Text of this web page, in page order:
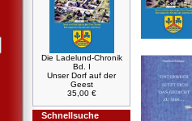
Die Ladelund-Chronik
Bd. I
Unser Dorf auf der
Geest
35,00 €
Schnellsuche